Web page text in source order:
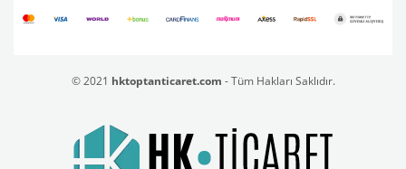
© 2021 hktoptanticaret.com - Tüm Hakları Saklıdır.